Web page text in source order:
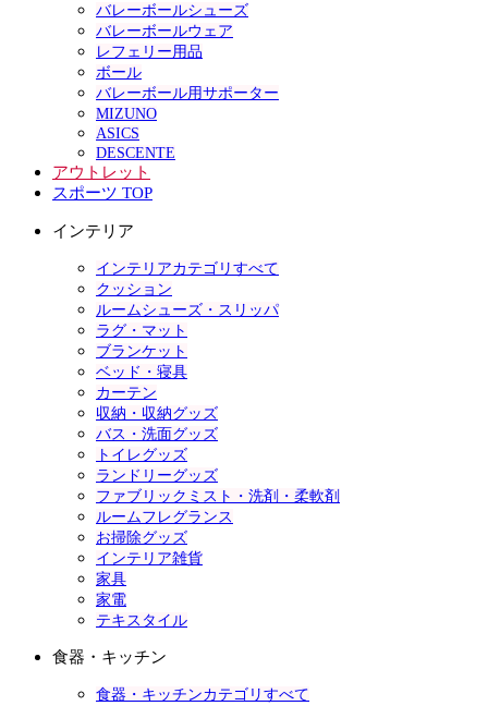
バレーボールシューズ
バレーボールウェア
レフェリー用品
ボール
バレーボール用サポーター
MIZUNO
ASICS
DESCENTE
アウトレット
スポーツ TOP
インテリア
インテリアカテゴリすべて
クッション
ルームシューズ・スリッパ
ラグ・マット
ブランケット
ベッド・寝具
カーテン
収納・収納グッズ
バス・洗面グッズ
トイレグッズ
ランドリーグッズ
ファブリックミスト・洗剤・柔軟剤
ルームフレグランス
お掃除グッズ
インテリア雑貨
家具
家電
テキスタイル
食器・キッチン
食器・キッチンカテゴリすべて